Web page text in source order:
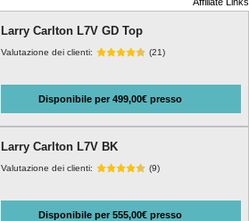
Larry Carlton L7V GD Top
Valutazione dei clienti: (21)
Disponibile per 499,00€ presso
Larry Carlton L7V BK
Valutazione dei clienti: (9)
Disponibile per 555,00€ presso